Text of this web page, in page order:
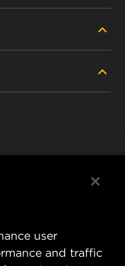
user
and traffic